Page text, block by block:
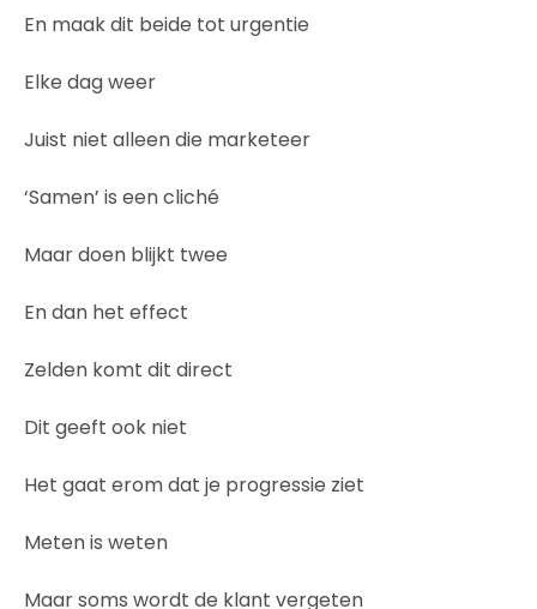
En maak dit beide tot urgentie
Elke dag weer
Juist niet alleen die marketeer
‘Samen’ is een cliché
Maar doen blijkt twee
En dan het effect
Zelden komt dit direct
Dit geeft ook niet
Het gaat erom dat je progressie ziet
Meten is weten
Maar soms wordt de klant vergeten